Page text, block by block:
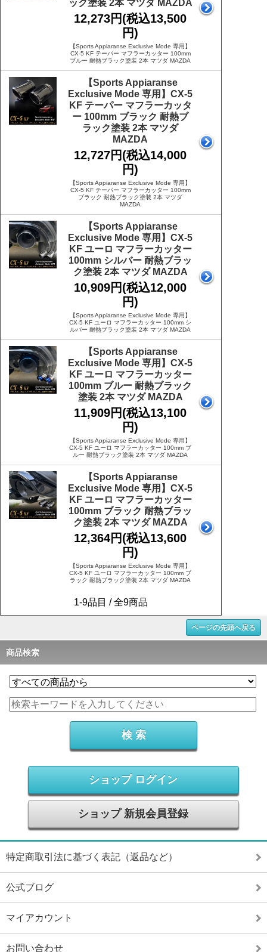
ック塗装 2本 マツダ MAZDA
12,273円(税込13,500
円)
【Sports Appiaranse Exclusive Mode 専用】
CX-5 KF テーパー マフラーカッター 100mm
ブルー 耐熱ブラック塗装 2本 マツダ MAZDA
【Sports Appiaranse
Exclusive Mode 専用】CX-5
KF テーパー マフラーカッタ
ー 100mm ブラック 耐熱ブ
ラック塗装 2本 マツダ
MAZDA
12,727円(税込14,000
円)
【Sports Appiaranse Exclusive Mode 専用】
CX-5 KF テーパー マフラーカッター 100mm
ブラック 耐熱ブラック塗装 2本 マツダ
MAZDA
【Sports Appiaranse
Exclusive Mode 専用】CX-5
KF ユーロ マフラーカッター
100mm シルバー 耐熱ブラッ
ク塗装 2本 マツダ MAZDA
10,909円(税込12,000
円)
【Sports Appiaranse Exclusive Mode 専用】
CX-5 KF ユーロ マフラーカッター 100mm シ
ルバー 耐熱ブラック塗装 2本 マツダ MAZDA
【Sports Appiaranse
Exclusive Mode 専用】CX-5
KF ユーロ マフラーカッター
100mm ブルー 耐熱ブラック
塗装 2本 マツダ MAZDA
11,909円(税込13,100
円)
【Sports Appiaranse Exclusive Mode 専用】
CX-5 KF ユーロ マフラーカッター 100mm ブ
ルー 耐熱ブラック塗装 2本 マツダ MAZDA
【Sports Appiaranse
Exclusive Mode 専用】CX-5
KF ユーロ マフラーカッター
100mm ブラック 耐熱ブラッ
ク塗装 2本 マツダ MAZDA
12,364円(税込13,600
円)
【Sports Appiaranse Exclusive Mode 専用】
CX-5 KF ユーロ マフラーカッター 100mm ブ
ラック 耐熱ブラック塗装 2本 マツダ MAZDA
1-9品目 / 全9商品
ページの先頭へ戻る
商品検索
ショップ ログイン
ショップ 新規会員登録
特定商取引法に基づく表記（返品など）
公式ブログ
マイアカウント
お問い合わせ